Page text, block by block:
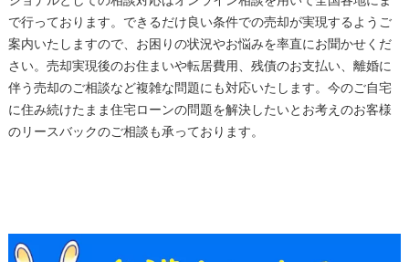
で行っております。できるだけ良い条件での売却が実現するようご
案内いたしますので、お困りの状況やお悩みを率直にお聞かせくだ
さい。売却実現後のお住まいや転居費用、残債のお支払い、離婚に
伴う売却のご相談など複雑な問題にも対応いたします。今のご自宅
に住み続けたまま住宅ローンの問題を解決したいとお考えのお客様
のリースバックのご相談も承っております。